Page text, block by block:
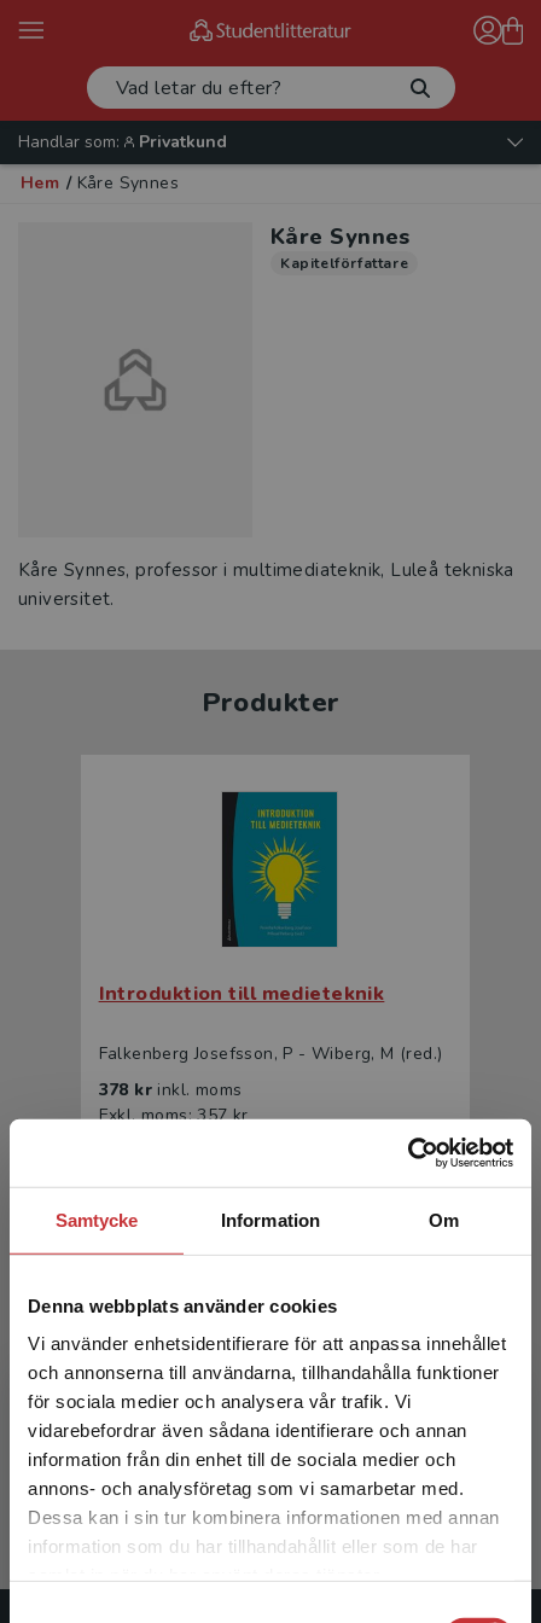
Samtycke Information Om
Denna webbplats använder cookies
Vi använder enhetsidentifierare för att anpassa innehållet
och annonserna till användarna, tillhandahålla funktioner
för sociala medier och analysera vår trafik. Vi
vidarebefordrar även sådana identifierare och annan
information från din enhet till de sociala medier och
annons- och analysföretag som vi samarbetar med.
Dessa kan i sin tur kombinera informationen med annan
information som du har tillhandahållit eller som de har
Begränsad fraktregion
Det verkar som att du besöker
studentlitteratur.se via en enhet utanför Sverige.
Vi erbjuder inte leveranser utanför Sverige. För
Handlar som:
Privatkund
Hem / Kåre Synnes
Kåre Synnes
Kapitelförfattare
Kåre Synnes, professor i multimediateknik, Luleå tekniska
universitet.
Produkter
Introduktion till medieteknik
Falkenberg Josefsson, P - Wiberg, M (red.)
378 kr inkl. moms
Exkl. moms: 357 kr
Introduktion till medieteknik
Falkenberg Josefsson, P - Wiberg, M (red.)
233 krinkl. moms
Exkl. moms: 220 kr